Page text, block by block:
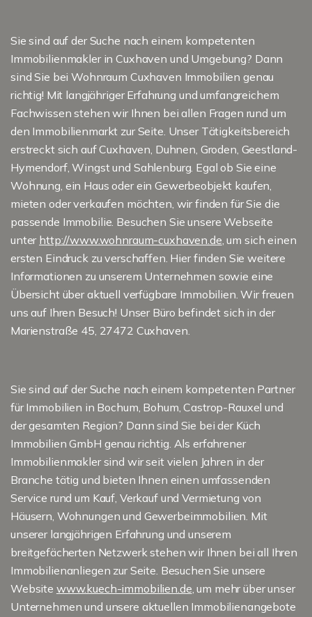
Sie sind auf der Suche nach einem kompetenten
Immobilienmakler in Cuxhaven und Umgebung? Dann
sind Sie bei Wohnraum Cuxhaven Immobilien genau
richtig! Mit langjähriger Erfahrung und umfangreichem
Fachwissen stehen wir Ihnen bei allen Fragen rund um
den Immobilienmarkt zur Seite. Unser Tätigkeitsbereich
erstreckt sich auf Cuxhaven, Duhnen, Groden, Geestland-
Hymendorf, Wingst und Sahlenburg. Egal ob Sie eine
Wohnung, ein Haus oder ein Gewerbeobjekt kaufen,
mieten oder verkaufen möchten, wir finden für Sie die
passende Immobilie. Besuchen Sie unsere Webseite
unter http://www.wohnraum-cuxhaven.de, um sich einen
ersten Eindruck zu verschaffen. Hier finden Sie weitere
Informationen zu unserem Unternehmen sowie eine
Übersicht über aktuell verfügbare Immobilien. Wir freuen
uns auf Ihren Besuch! Unser Büro befindet sich in der
Marienstraße 45, 27472 Cuxhaven.
Sie sind auf der Suche nach einem kompetenten Partner
für Immobilien in Bochum, Bohum, Castrop-Rauxel und
der gesamten Region? Dann sind Sie bei der Küch
Immobilien GmbH genau richtig. Als erfahrener
Immobilienmakler sind wir seit vielen Jahren in der
Branche tätig und bieten Ihnen einen umfassenden
Service rund um Kauf, Verkauf und Vermietung von
Häusern, Wohnungen und Gewerbeimmobilien. Mit
unserer langjährigen Erfahrung und unserem
breitgefächerten Netzwerk stehen wir Ihnen bei all Ihren
Immobilienanliegen zur Seite. Besuchen Sie unsere
Website www.kuech-immobilien.de, um mehr über unser
Unternehmen und unsere aktuellen Immobilienangebote